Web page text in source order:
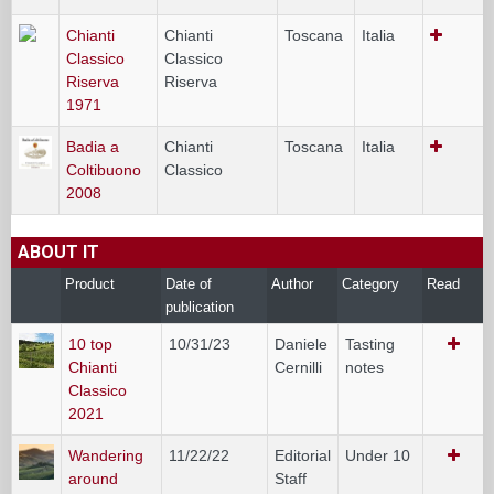
Chianti
Classico
Riserva
1971
Chianti
Classico
Riserva
Toscana Italia
Badia a
Coltibuono
2008
Chianti
Classico
Toscana Italia
ABOUT IT
Product
Date of
publication
Author Category Read
10 top
Chianti
Classico
2021
10/31/23
Daniele
Cernilli
Tasting
notes
Wandering
around
11/22/22
Editorial
Staff
Under 10